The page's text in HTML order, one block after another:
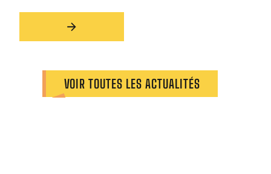
VOIR TOUTES LES ACTUALITÉS